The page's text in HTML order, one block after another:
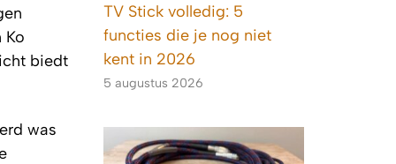
Ko
biedt
was
TV Stick volledig: 5
functies die je nog niet
kent in 2026
5 augustus 2026